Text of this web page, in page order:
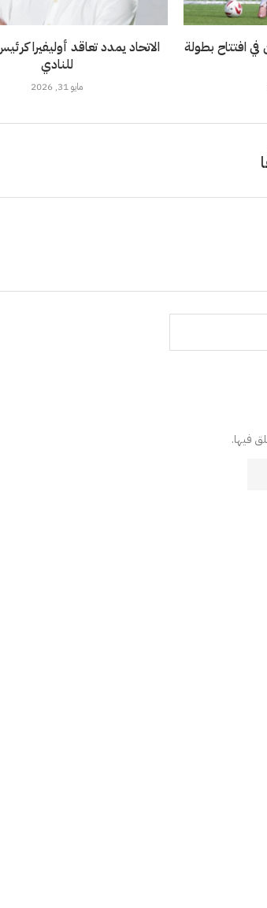
الاتحاد يمدد تعاقد أوليفيرا
للنادي
مايو 31, 2026
الصين في افتتاح بطولة
فيها.